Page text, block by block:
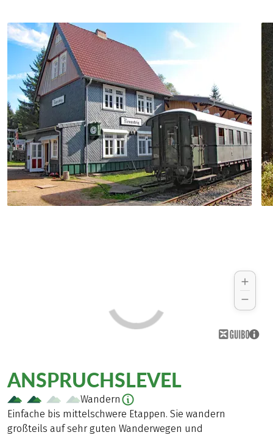
ANSPRUCHSLEVEL
Wandern
Einfache bis mittelschwere Etappen. Sie wandern
großteils auf sehr guten Wanderwegen und